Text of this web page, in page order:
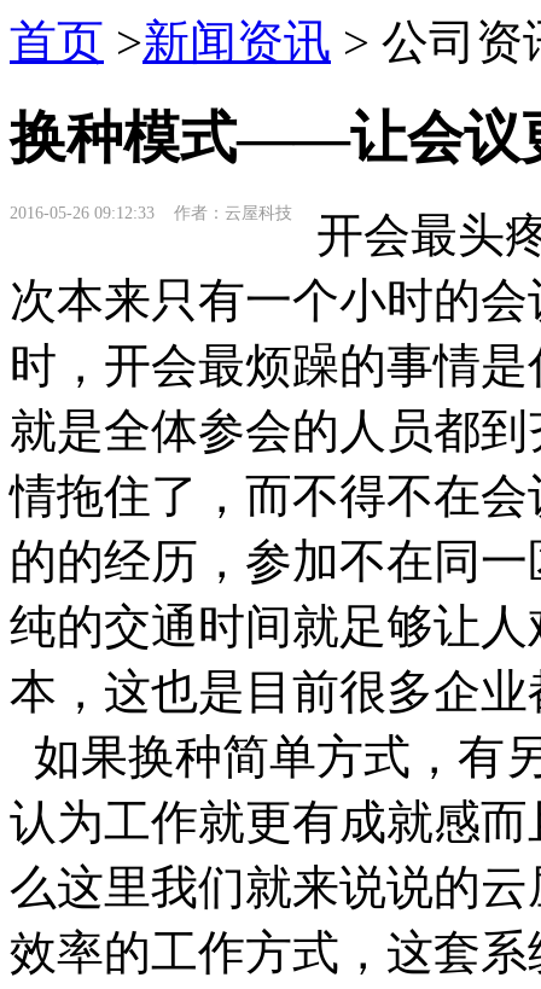
首页 >新闻资讯 > 公司资
换种模式——让会议
2016-05-26 09:12:33 作者：云屋科技
开会最头
次本来只有一个小时的
时，开会最烦躁的事情
就是全体参会的人员都
情拖住了，而不得不在
的的经历，参加不在同
纯的交通时间就足够让
本，这也是目前很多企
如果换种简单方式，有
认为工作就更有成就感
么这里我们就来说说的
效率的工作方式，这套